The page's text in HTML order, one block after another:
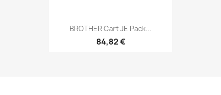
BROTHER Cart JE Pack...
84,82 €